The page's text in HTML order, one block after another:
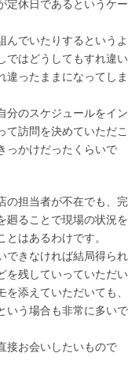
定休日であるというケー
んでいたりするというよ
ではどうしてもすれ違い
違ったままになってしま
分のスケジュールをイン
て訪問を決めていただこ
っかけだったくらいで
の担当者が不在でも、完
廻ることで現場の状況を
はあるわけです。
できなければ結局得られ
を残していっていただい
添えていただいても、
いう場合も非常に多いで
接お会いしたいもので